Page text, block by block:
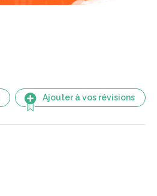
Ajouter à vos révisions